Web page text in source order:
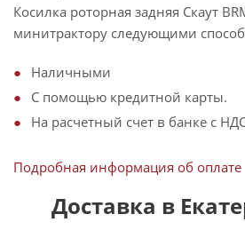
Косилка роторная задняя Скаут
минитрактору следующими
Наличными
С помощью кредитной карты.
На расчетный счет в банке с
Подробная информация об оплате
Доставка в